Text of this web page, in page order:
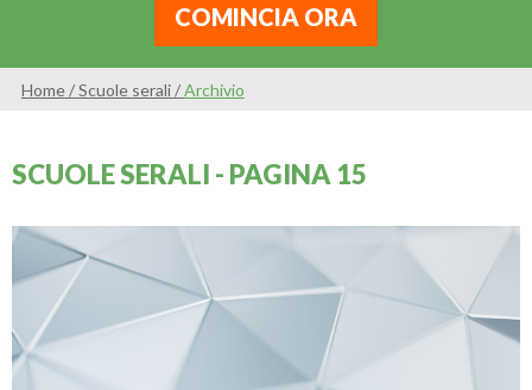
COMINCIA ORA
Home/Scuole serali/Archivio
SCUOLE SERALI - PAGINA 15